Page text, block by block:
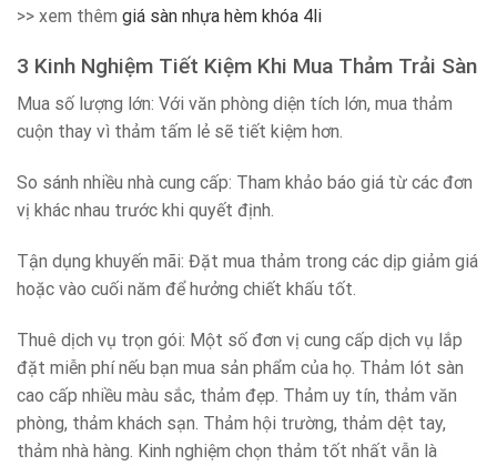
>> xem thêm giá sàn nhựa hèm khóa 4li
3 Kinh Nghiệm Tiết Kiệm Khi Mua Thảm Trải Sàn
Mua số lượng lớn: Với văn phòng diện tích lớn, mua thảm
cuộn thay vì thảm tấm lẻ sẽ tiết kiệm hơn.
So sánh nhiều nhà cung cấp: Tham khảo báo giá từ các đơn
vị khác nhau trước khi quyết định.
Tận dụng khuyến mãi: Đặt mua thảm trong các dịp giảm giá
hoặc vào cuối năm để hưởng chiết khấu tốt.
Thuê dịch vụ trọn gói: Một số đơn vị cung cấp dịch vụ lắp
đặt miễn phí nếu bạn mua sản phẩm của họ. Thảm lót sàn
cao cấp nhiều màu sắc, thảm đẹp. Thảm uy tín, thảm văn
phòng, thảm khách sạn. Thảm hội trường, thảm dệt tay,
thảm nhà hàng. Kinh nghiệm chọn thảm tốt nhất vẫn là